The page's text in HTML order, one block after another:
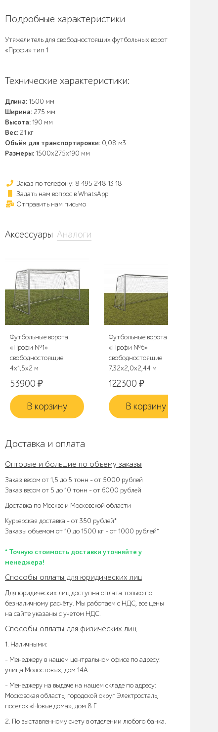
Подробные характеристики
Утяжелитель для свободностоящих футбольных ворот
«Профи» тип 1
Технические характеристики:
Длина:1500 мм
Ширина: 275 мм
Высота:190 мм
Вес: 21 кг
Объём для транспортировки: 0,08 м3
Размеры:1500х275х190 мм
Заказ по телефону: 8 495 248 13 18
Задать нам вопрос в WhatsApp
Отправить нам письмо
Аксессуары Аналоги
Футбольные ворота
«Профи №1»
свободностоящие
4х1,5х2 м
53900 ₽
В корзину
Футбольные ворота
«Профи №6»
свободностоящие
7,32х2,0х2,44 м
122300 ₽
В корзину
Доставка и оплата
Оптовые и большие по объему заказы
Заказ весом от 1,5 до 5 тонн – от 5000 рублей
Заказ весом от 5 до 10 тонн – от 6000 рублей
Доставка по Москве и Московской области
Курьерская доставка – от 350 рублей*
Заказы объемом от 10 до 1500 кг – от 1000 рублей*
* Точную стоимость доставки уточняйте у
менеджера!
Способы оплаты для юридических лиц
Для юридических лиц доступна оплата только по
безналичному расчёту. Мы работаем с НДС, все цены
на сайте указаны с учетом НДС.
Способы оплаты для физических лиц
1. Наличными:
- Менеджеру в нашем центральном офисе по адресу:
улица Молостовых, дом 14А.
- Менеджеру на выдаче на нашем складе по адресу:
Московская область, городской округ Электросталь,
поселок «Новые дома», дом 8 Г.
2. По выставленному счету в отделении любого банка.